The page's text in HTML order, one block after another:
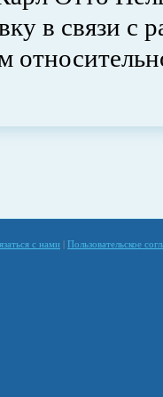
в связи с
с нами | Пользовательское